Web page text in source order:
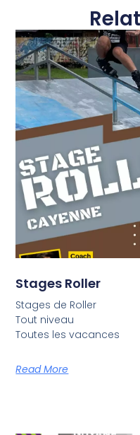
Stages Roller
Stages de Roller
Tout niveau
Toutes les vacances
Read More